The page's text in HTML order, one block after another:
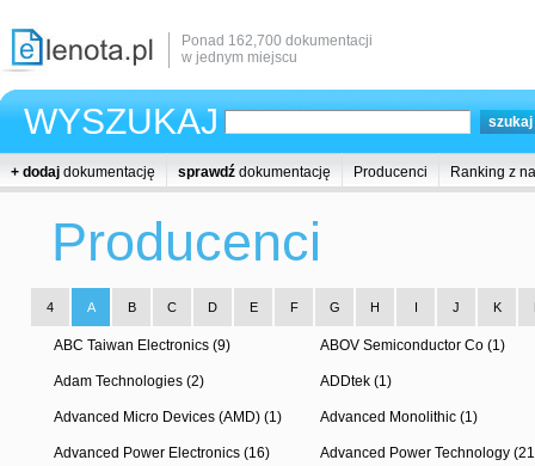
Ponad 162,700 dokumentacji
w jednym miejscu
WYSZUKAJ
+ dodaj dokumentację sprawdź dokumentację Producenci Ranking z
Producenci
4 A B C D E F G H I J K
ABC Taiwan Electronics (9) ABOV Semiconductor Co (1)
Adam Technologies (2) ADDtek (1)
Advanced Micro Devices (AMD) (1) Advanced Monolithic (1)
Advanced Power Electronics (16) Advanced Power Technology